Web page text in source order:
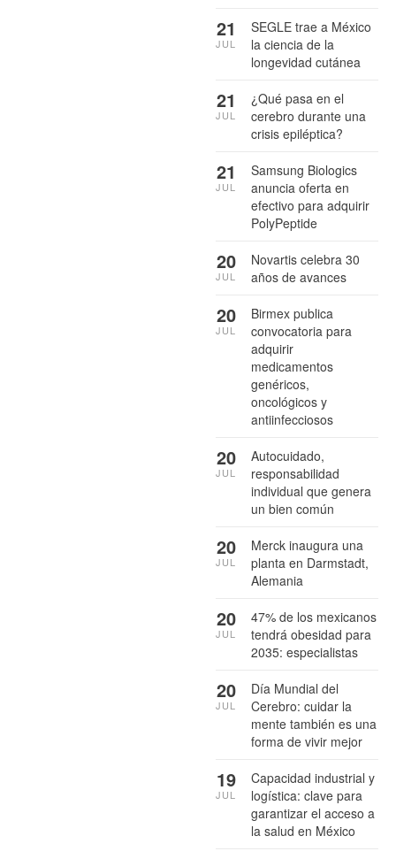
SEGLE trae a México
la ciencia de la
longevidad cutánea
21
JUL
¿Qué pasa en el
cerebro durante una
crisis epiléptica?
21
JUL
Samsung Biologics
anuncia oferta en
efectivo para adquirir
PolyPeptide
21
JUL
Novartis celebra 30
años de avances
20
JUL
Birmex publica
convocatoria para
adquirir
medicamentos
genéricos,
oncológicos y
antiinfecciosos
20
JUL
Autocuidado,
responsabilidad
individual que genera
un bien común
20
JUL
Merck inaugura una
planta en Darmstadt,
Alemania
20
JUL
47% de los mexicanos
tendrá obesidad para
2035: especialistas
20
JUL
Día Mundial del
Cerebro: cuidar la
mente también es una
forma de vivir mejor
20
JUL
Capacidad industrial y
logística: clave para
garantizar el acceso a
la salud en México
19
JUL